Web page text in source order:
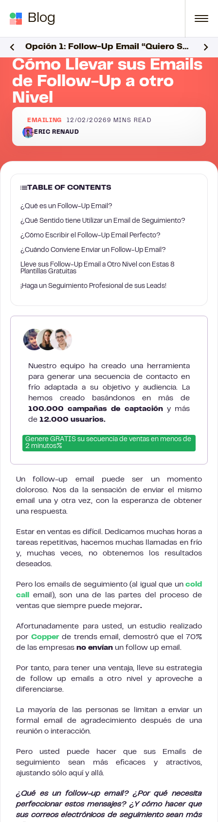
Blog
Cómo Llevar sus Emails
de Follow-Up a otro
Nivel
EMAILING 12/02/2026 9 MINS READ
ERIC RENAUD
TABLE OF CONTENTS
¿Qué es un Follow-Up Email?
¿Qué Sentido tiene Utilizar un Email de Seguimiento?
¿Cómo Escribir el Follow-Up Email Perfecto?
¿Cuándo Conviene Enviar un Follow-Up Email?
Lleve sus Follow-Up Email a Otro Nivel con Estas 8
Plantillas Gratuitas
¡Haga un Seguimiento Profesional de sus Leads!
Nuestro equipo ha creado una herramienta
para generar una secuencia de contacto en
frío adaptada a su objetivo y audiencia. La
hemos creado basándonos en más de
100.000 campañas de captacióny más
de 12.000 usuarios.
Genere GRATIS su secuencia de ventas en menos de
2 minutos%
Un follow-up email puede ser un momento
doloroso. Nos da la sensación de enviar el mismo
email una y otra vez, con la esperanza de obtener
una respuesta.
Estar en ventas es difícil. Dedicamos muchas horas a
tareas repetitivas, hacemos muchas llamadas en frío
y, muchas veces, no obtenemos los resultados
deseados.
Pero los emails de seguimiento (al igual que un cold
call
email), son una de las partes del proceso de
ventas que siempre puede mejorar.
Afortunadamente para usted, un estudio realizado
por Copperde trends email, demostró que el 70%
de las empresas no envían un follow up email.
Por tanto, para tener una ventaja, lleve su estrategia
de follow up emails a otro nivel y aproveche a
diferenciarse.
La mayoría de las personas se limitan a enviar un
formal email de agradecimiento después de una
reunión o interacción.
Pero usted puede hacer que sus Emails de
seguimiento sean más eficaces y atractivos,
ajustando sólo aquí y allá.
¿Qué es un follow-up email? ¿Por qué necesita
perfeccionar estos mensajes? ¿Y cómo hacer que
sus correos electrónicos de seguimiento sean más